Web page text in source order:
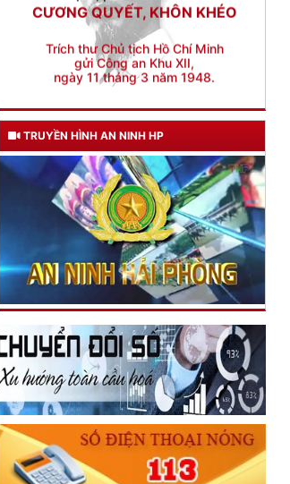
gửi Công an Khu XII,
ngày 11 tháng 3 năm 1948.
TRUYỀN HÌNH AN NINH HP